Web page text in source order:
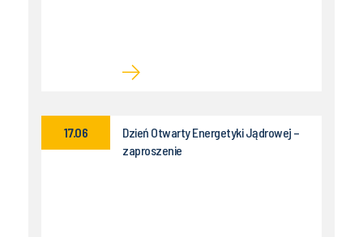
Dzień Otwarty Energetyki Jądrowej –
zaproszenie
17.06